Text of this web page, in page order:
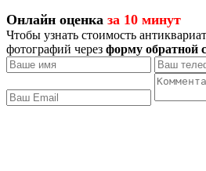
Онлайн оценка за 10 минут
Чтобы узнать стоимость
фотографий через форму обратной